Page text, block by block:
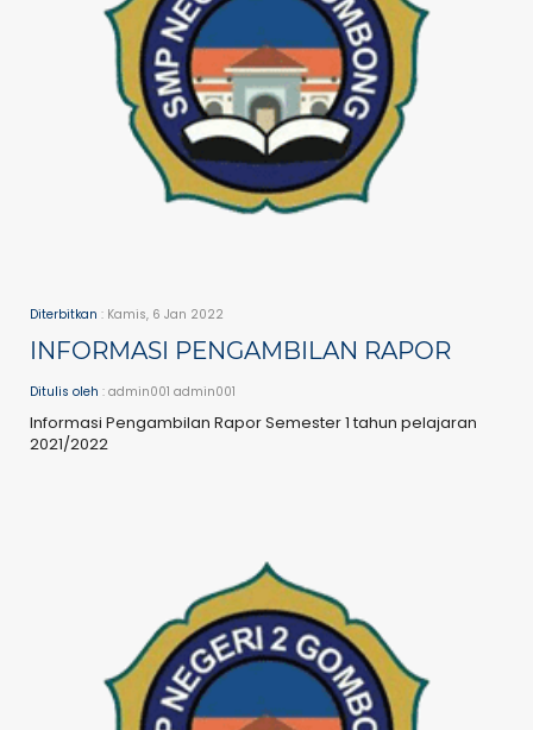
Diterbitkan : Kamis, 6 Jan 2022
INFORMASI PENGAMBILAN RAPOR
Ditulis oleh : admin001 admin001
Informasi Pengambilan Rapor Semester 1 tahun pelajaran
2021/2022